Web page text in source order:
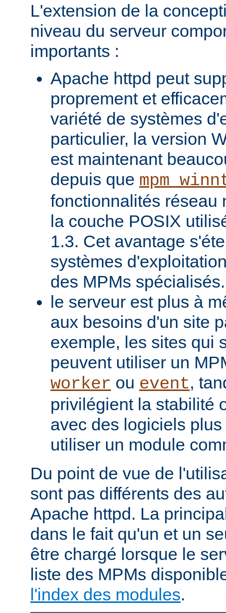
L'extension de la
niveau du serveur
importants :
Apache httpd peut
proprement et
variété de systèmes
particulier, la version
est maintenant
depuis que
fonctionnalités réseau
la couche POSIX
1.3. Cet avantage
systèmes
des MPMs spécialisés.
le serveur est plus à
aux besoins d'un site
exemple, les sites qui
peuvent utiliser un
worker ou event,
privilégient la stabilité
avec des logiciels
utiliser un module
Du point de vue de
sont pas différents des
Apache httpd. La
dans le fait qu'un et un
être chargé lorsque le
liste des MPMs
l'index des modules.